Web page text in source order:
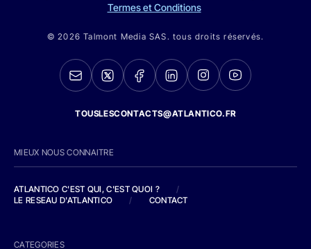
Termes et Conditions
© 2026 Talmont Media SAS. tous droits réservés.
TOUSLESCONTACTS@ATLANTICO.FR
MIEUX NOUS CONNAITRE
ATLANTICO C'EST QUI, C'EST QUOI ?
/
LE RESEAU D'ATLANTICO
/ CONTACT
CATEGORIES